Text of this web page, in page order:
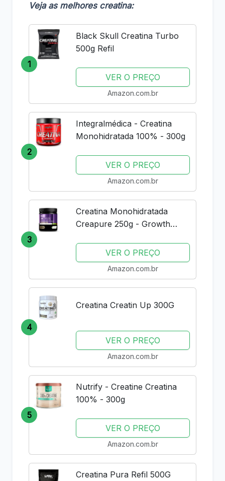
Veja as melhores creatina:
1
Black Skull Creatina Turbo
500g Refil
VER O PREÇO
Amazon.com.br
2
Integralmédica - Creatina
Monohidratada 100% - 300g
VER O PREÇO
Amazon.com.br
3
Creatina Monohidratada
Creapure 250g - Growth
VER O PREÇO
Amazon.com.br
4
Creatina Creatin Up 300G
VER O PREÇO
Amazon.com.br
5
Nutrify - Creatine Creatina
100% - 300g
VER O PREÇO
Amazon.com.br
Creatina Pura Refil 500G